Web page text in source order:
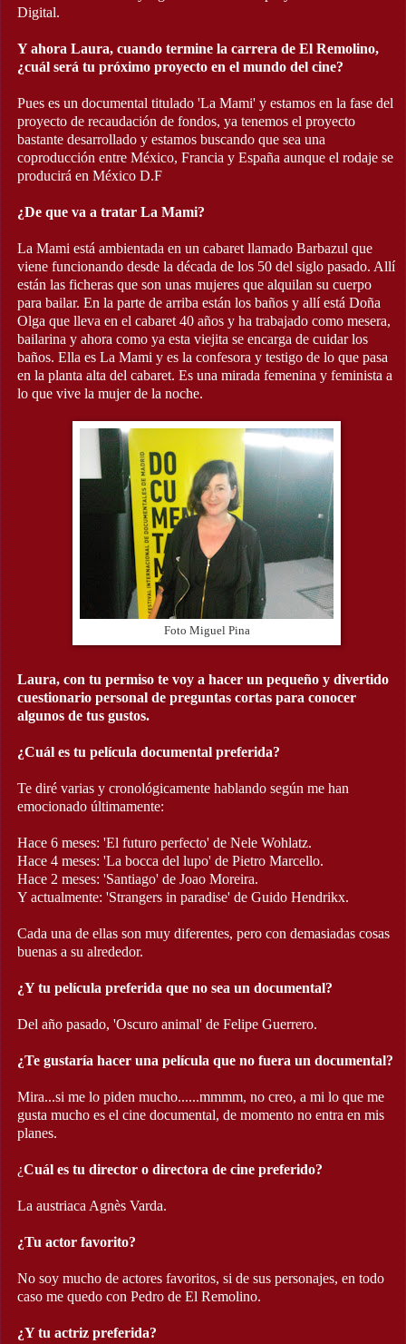
Digital.
Y ahora Laura, cuando termine la carrera de El Remolino,
¿cuál será tu próximo proyecto en el mundo del cine?
Pues es un documental titulado 'La Mami' y estamos en la fase del
proyecto de recaudación de fondos, ya tenemos el proyecto
bastante desarrollado y estamos buscando que sea una
coproducción entre México, Francia y España aunque el rodaje se
producirá en México D.F
¿De que va a tratar La Mami?
La Mami está ambientada en un cabaret llamado Barbazul que
viene funcionando desde la década de los 50 del siglo pasado. Allí
están las ficheras que son unas mujeres que alquilan su cuerpo
para bailar. En la parte de arriba están los baños y allí está Doña
Olga que lleva en el cabaret 40 años y ha trabajado como mesera,
bailarina y ahora como ya esta viejita se encarga de cuidar los
baños. Ella es La Mami y es la confesora y testigo de lo que pasa
en la planta alta del cabaret. Es una mirada femenina y feminista a
lo que vive la mujer de la noche.
Foto Miguel Pina
Laura, con tu permiso te voy a hacer un pequeño y divertido
cuestionario personal de preguntas cortas para conocer
algunos de tus gustos.
¿Cuál es tu película documental preferida?
Te diré varias y cronológicamente hablando según me han
emocionado últimamente:
Hace 6 meses: 'El futuro perfecto' de Nele Wohlatz.
Hace 4 meses: 'La bocca del lupo' de Pietro Marcello.
Hace 2 meses: 'Santiago' de Joao Moreira.
Y actualmente: 'Strangers in paradise' de Guido Hendrikx.
Cada una de ellas son muy diferentes, pero con demasiadas cosas
buenas a su alrededor.
¿Y tu película preferida que no sea un documental?
Del año pasado, 'Oscuro animal' de Felipe Guerrero.
¿Te gustaría hacer una película que no fuera un documental?
Mira...si me lo piden mucho......mmmm, no creo, a mi lo que me
gusta mucho es el cine documental, de momento no entra en mis
planes.
¿Cuál es tu director o directora de cine preferido?
La austriaca Agnès Varda.
¿Tu actor favorito?
No soy mucho de actores favoritos, si de sus personajes, en todo
caso me quedo con Pedro de El Remolino.
¿Y tu actriz preferida?